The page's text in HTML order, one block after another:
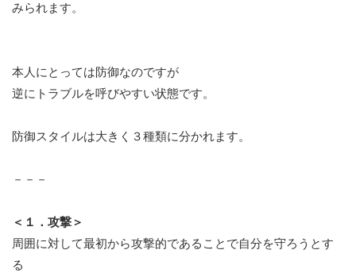
みられます。
本人にとっては防御なのですが
逆にトラブルを呼びやすい状態です。
防御スタイルは大きく３種類に分かれます。
－－－
＜１．攻撃＞
周囲に対して最初から攻撃的であることで自分を守ろうとす
る